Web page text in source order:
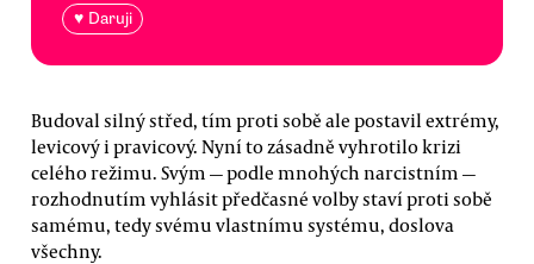
♥ Daruji
Budoval silný střed, tím proti sobě ale postavil extrémy,
levicový i pravicový. Nyní to zásadně vyhrotilo krizi
celého režimu. Svým — podle mnohých narcistním —
rozhodnutím vyhlásit předčasné volby staví proti sobě
samému, tedy svému vlastnímu systému, doslova
všechny.